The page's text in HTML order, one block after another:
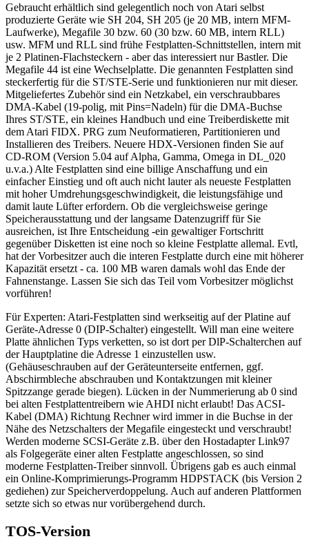
Gebraucht erhältlich sind gelegentlich noch von Atari selbst
produzierte Geräte wie SH 204, SH 205 (je 20 MB, intern MFM-
Laufwerke), Megafile 30 bzw. 60 (30 bzw. 60 MB, intern RLL)
usw. MFM und RLL sind frühe Festplatten-Schnittstellen, intern mit
je 2 Platinen-Flachsteckern - aber das interessiert nur Bastler. Die
Megafile 44 ist eine Wechselplatte. Die genannten Festplatten sind
steckerfertig für die ST/STE-Serie und funktionieren nur mit dieser.
Mitgeliefertes Zubehör sind ein Netzkabel, ein verschraubbares
DMA-Kabel (19-polig, mit Pins=Nadeln) für die DMA-Buchse
Ihres ST/STE, ein kleines Handbuch und eine Treiberdiskette mit
dem Atari FIDX. PRG zum Neuformatieren, Partitionieren und
Installieren des Treibers. Neuere HDX-Versionen finden Sie auf
CD-ROM (Version 5.04 auf Alpha, Gamma, Omega in DL_020
u.v.a.) Alte Festplatten sind eine billige Anschaffung und ein
einfacher Einstieg und oft auch nicht lauter als neueste Festplatten
mit hoher Umdrehungsgeschwindigkeit, die leistungsfähige und
damit laute Lüfter erfordern. Ob die vergleichsweise geringe
Speicherausstattung und der langsame Datenzugriff für Sie
ausreichen, ist Ihre Entscheidung -ein gewaltiger Fortschritt
gegenüber Disketten ist eine noch so kleine Festplatte allemal. Evtl,
hat der Vorbesitzer auch die interen Festplatte durch eine mit höherer
Kapazität ersetzt - ca. 100 MB waren damals wohl das Ende der
Fahnenstange. Lassen Sie sich das Teil vom Vorbesitzer möglichst
vorführen!
Für Experten: Atari-Festplatten sind werkseitig auf der Platine auf
Geräte-Adresse 0 (DIP-Schalter) eingestellt. Will man eine weitere
Platte ähnlichen Typs verketten, so ist dort per DlP-Schalterchen auf
der Hauptplatine die Adresse 1 einzustellen usw.
(Gehäuseschrauben auf der Geräteunterseite entfernen, ggf.
Abschirmbleche abschrauben und Kontaktzungen mit kleiner
Spitzzange gerade biegen). Lücken in der Nummerierung ab 0 sind
bei alten Festplattentreibern wie AHDI nicht erlaubt! Das ACSI-
Kabel (DMA) Richtung Rechner wird immer in die Buchse in der
Nähe des Netzschalters der Megafile eingesteckt und verschraubt!
Werden moderne SCSI-Geräte z.B. über den Hostadapter Link97
als Folgegeräte einer alten Festplatte angeschlossen, so sind
moderne Festplatten-Treiber sinnvoll. Übrigens gab es auch einmal
ein Online-Komprimierungs-Programm HDPSTACK (bis Version 2
gediehen) zur Speicherverdoppelung. Auch auf anderen Plattformen
setzte sich so etwas nur vorübergehend durch.
TOS-Version